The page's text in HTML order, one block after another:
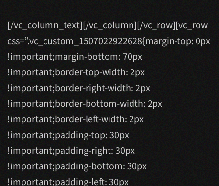
[/vc_column_text][/vc_column][/vc_row][vc_row
css=”.vc_custom_1507022922628{margin-top: 0px
!important;margin-bottom: 70px
!important;border-top-width: 2px
!important;border-right-width: 2px
!important;border-bottom-width: 2px
!important;border-left-width: 2px
!important;padding-top: 30px
!important;padding-right: 30px
!important;padding-bottom: 30px
!important;padding-left: 30px